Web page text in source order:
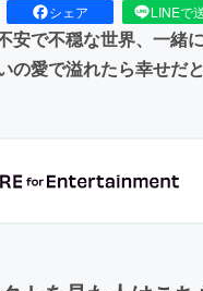
シェア LINEで
安で不穏な世界、一緒
の愛で溢れたら幸せだ